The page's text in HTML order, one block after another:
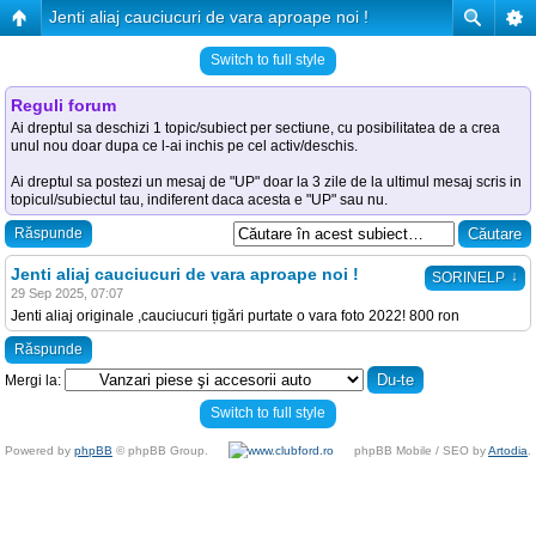
Jenti aliaj cauciucuri de vara aproape noi !
Switch to full style
Reguli forum
Ai dreptul sa deschizi 1 topic/subiect per sectiune, cu posibilitatea de a crea
unul nou doar dupa ce l-ai inchis pe cel activ/deschis.
Ai dreptul sa postezi un mesaj de "UP" doar la 3 zile de la ultimul mesaj scris in
topicul/subiectul tau, indiferent daca acesta e "UP" sau nu.
Răspunde
SORINELP ↓
Jenti aliaj cauciucuri de vara aproape noi !
29 Sep 2025, 07:07
Jenti aliaj originale ,cauciucuri țigări purtate o vara foto 2022! 800 ron
Răspunde
Mergi la:
Switch to full style
Powered by phpBB © phpBB Group. phpBB Mobile / SEO byArtodia